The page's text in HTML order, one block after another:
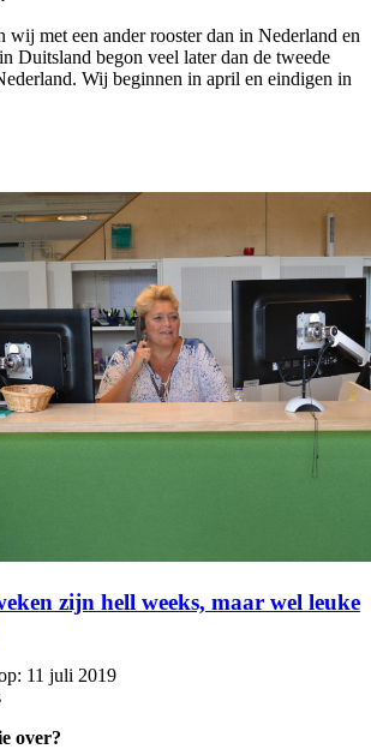
wij met een ander rooster dan in Nederland en
Duitsland begon veel later dan de tweede
Wij beginnen in april en eindigen in
zijn hell weeks, maar wel leuke
11 juli 2019
over?